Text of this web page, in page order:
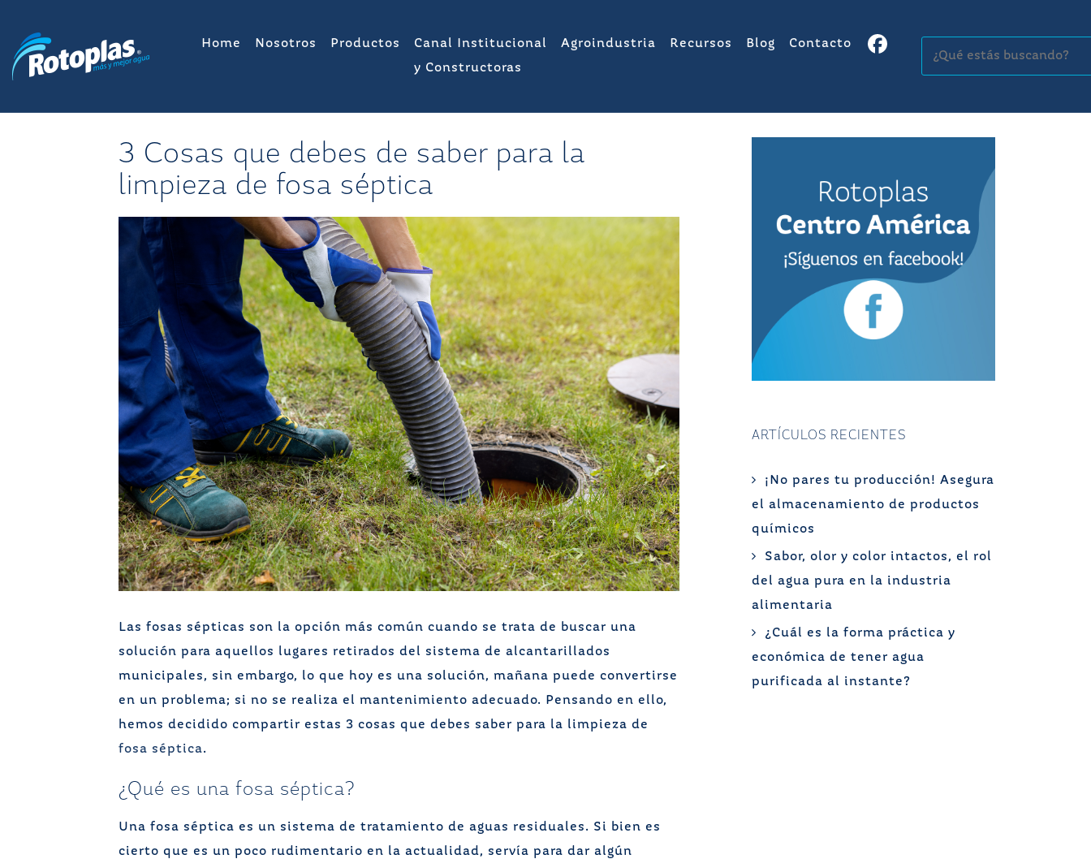
contenido
Home Nosotros Productos
Canal Institucional
y Constructoras
Agroindustria Recursos Blog Contacto Buscar:
3 Cosas que debes de saber para la
limpieza de fosa séptica
Las fosas sépticas son la opción más común cuando se trata de buscar una
solución para aquellos lugares retirados del sistema de alcantarillados
municipales, sin embargo, lo que hoy es una solución, mañana puede convertirse
en un problema; si no se realiza el mantenimiento adecuado. Pensando en ello,
hemos decidido compartir estas 3 cosas que debes saber para la limpieza de
fosa séptica.
¿Qué es una fosa séptica?
Una fosa séptica es un sistema de tratamiento de aguas residuales. Si bien es
cierto que es un poco rudimentario en la actualidad, servía para dar algún
ARTÍCULOS RECIENTES
¡No pares tu producción! Asegura
el almacenamiento de productos
químicos
Sabor, olor y color intactos, el rol
del agua pura en la industria
alimentaria
¿Cuál es la forma práctica y
económica de tener agua
purificada al instante?